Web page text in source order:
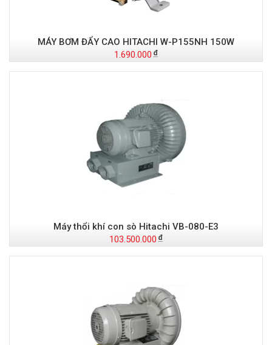
MÁY BƠM ĐẨY CAO HITACHI W-P155NH 150W
1.690.000
Máy thổi khí con sò Hitachi VB-080-E3
103.500.000